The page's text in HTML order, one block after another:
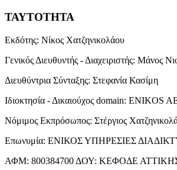
ΤΑΥΤΟΤΗΤΑ
Εκδότης: Νίκος Χατζηνικολάου
Γενικός Διευθυντής - Διαχειριστής: Μάνος
Διευθύντρια Σύνταξης: Στεφανία Κασίμη
Ιδιοκτησία - Δικαιούχος domain: ENIKOS
Νόμιμος Εκπρόσωπος: Στέργιος
Επωνυμία: ΕΝΙΚΟΣ ΥΠΗΡΕΣΙΕΣ
ΑΦΜ: 800384700 ΔΟΥ: ΚΕΦΟΔΕ